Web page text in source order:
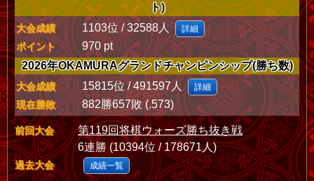
ト)
大会成績 1103位 / 32588人 詳細
ポイント
970 pt
2026年OKAMURAグランドチャンピンシップ(勝ち数)
大会成績 15815位 / 491597人 詳細
現在勝敗 882勝657敗 (.573)
前回大会
第119回将棋ウォーズ勝ち抜き戦
6連勝 (10394位 / 178671人)
過去大会 成績一覧